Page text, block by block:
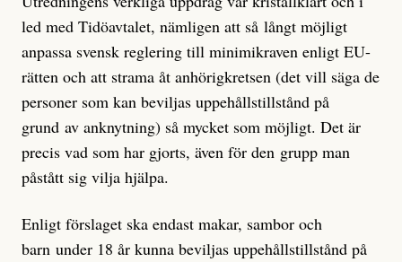
led med Tidöavtalet, nämligen att så långt möjligt
anpassa svensk reglering till minimikraven enligt EU-
rätten och att strama åt anhörigkretsen (det vill säga de
personer som kan beviljas uppehållstillstånd på
grund av anknytning) så mycket som möjligt. Det är
precis vad som har gjorts, även för den grupp man
påstått sig vilja hjälpa.
Enligt förslaget ska endast makar, sambor och
barn under 18 år kunna beviljas uppehållstillstånd på